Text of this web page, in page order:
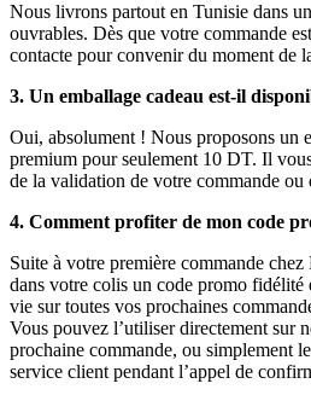
Nous livrons partout en Tunisie dans
ouvrables. Dès que votre commande
contacte pour convenir du moment de
3. Un emballage cadeau est-il
Oui, absolument ! Nous proposons un
premium pour seulement 10 DT. Il
de la validation de votre commande ou
4. Comment profiter de mon code
Suite à votre première commande
dans votre colis un code promo
vie sur toutes vos prochaines
Vous pouvez l’utiliser directement sur
prochaine commande, ou simplement
service client pendant l’appel de